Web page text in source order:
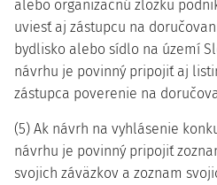
alebo organizačnú zložku
uviesť aj zástupcu na
bydlisko alebo sídlo na území
návrhu je povinný pripojiť aj
zástupca poverenie na
(5) Ak návrh na vyhlásenie
návrhu je povinný pripojiť
svojich záväzkov a zoznam